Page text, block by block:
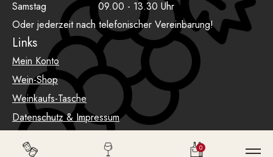
0
Samstag
09.00 - 13.30 Uhr
Oder jederzeit nach telefonischer Vereinbarung!
Links
Mein Konto
Wein-Shop
Weinkaufs-Tasche
Datenschutz & Impressum